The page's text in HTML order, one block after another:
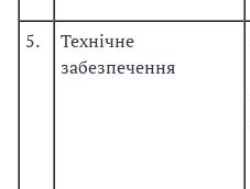
5.
Технічне
забезпечення